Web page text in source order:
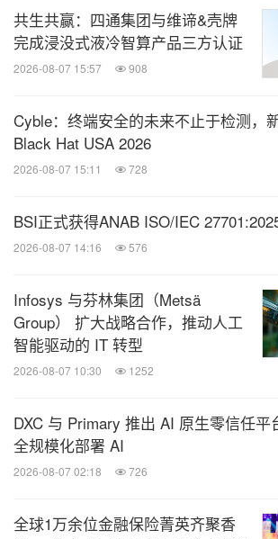
共生共赢：四通集团与维谛&壳牌
完成浸没式液冷智算产品三方认证
2026-08-07 15:57 908
Cyble：终端安全的未来不止于检测，
Black Hat USA 2026
2026-08-07 15:11 728
BSI正式获得ANAB ISO/IEC
2026-08-07 14:16 576
Infosys 与芬林集团（Metsä
Group） 扩大战略合作，推动人工
智能驱动的 IT 转型
2026-08-07 10:30 1252
DXC 与 Primary 推出 AI 原生零信任平
全规模化部署 AI
2026-08-07 02:18 726
全球1万余位金融保险菁英齐聚香